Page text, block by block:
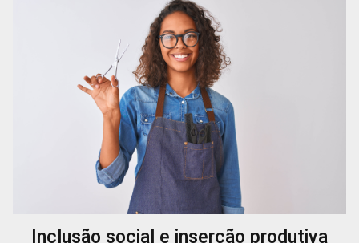
Inclusão social e inserção produtiva